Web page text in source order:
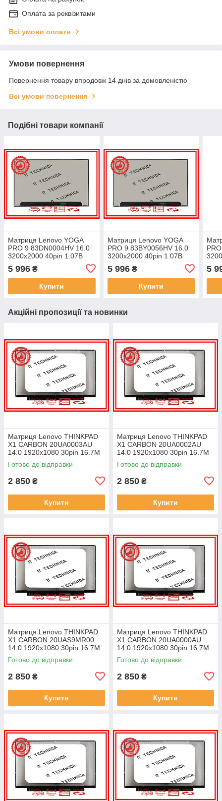
Оплата за реквізитами
Всі умови оплати
Умови повернення
Повернення товару впродовж 14 днів за домовленістю
Всі умови повернення
Подібні товари компанії
Матриця Lenovo YOGA
PRO 9 83DN0004HV 16.0
3200x2000 40pin 1.07B
для ноутбука
5 996 ₴
Купити
Матриця Lenovo YOGA
PRO 9 83BY0056HV 16.0
3200x2000 40pin 1.07B
для ноутбука
5 996₴
Купити
для
5
Акційні пропозиції та новинки
Матриця Lenovo THINKPAD
X1 CARBON 20UA0003AU
14.0 1920x1080 30pin 16.7M
45% NTSC 300 cd/m² для
ноутбука
Готово до відправки
2 850 ₴
Купити
Матриця Lenovo THINKPAD
X1 CARBON 20UA0002AU
14.0 1920x1080 30pin 16.7M
45% NTSC 300 cd/m² для
ноутбука
Готово до відправки
2 850 ₴
Купити
Матриця Lenovo THINKPAD
X1 CARBON 20UAS9MR00
14.0 1920x1080 30pin 16.7M
45% NTSC 300 cd/m² для
ноутбука
Готово до відправки
2 850 ₴
Купити
Матриця Lenovo THINKPAD
X1 CARBON 20UA0000AU
14.0 1920x1080 30pin 16.7M
45% NTSC 300 cd/m² для
ноутбука
Готово до відправки
2 850 ₴
Купити